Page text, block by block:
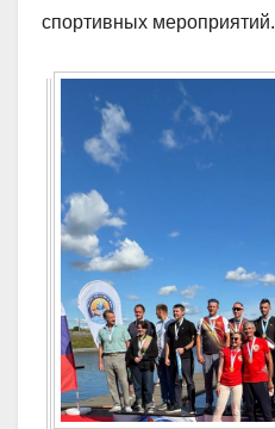
спортивных мероприятий.